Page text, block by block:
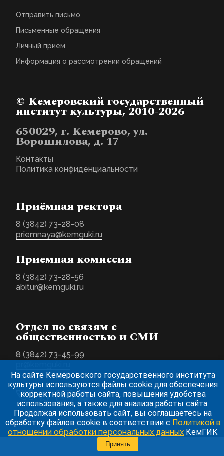
Отправить письмо
Письменные обращения
Личный прием
Информация о рассмотрении обращений
© Кемеровский государственный
институт культуры, 2010-2026
650029, г. Кемерово, ул.
Ворошилова, д. 17
Контакты
Политика конфиденциальности
Приёмная ректора
8 (3842) 73-28-08
priemnaya@kemguki.ru
Приемная комиссия
8 (3842) 73-28-56
abitur@kemguki.ru
Отдел по связям с
общественностью и СМИ
8 (3842) 73-45-99
На сайте Кемеровского государственного института
культуры используются файлы cookie для обеспечения
корректной работы сайта, повышения удобства
использования, а также для анализа работы сайта.
Продолжая использовать сайт, вы соглашаетесь на
обработку файлов cookie в соответствии с Политикой в
отношении обработки персональных данных КемГИК
Принять